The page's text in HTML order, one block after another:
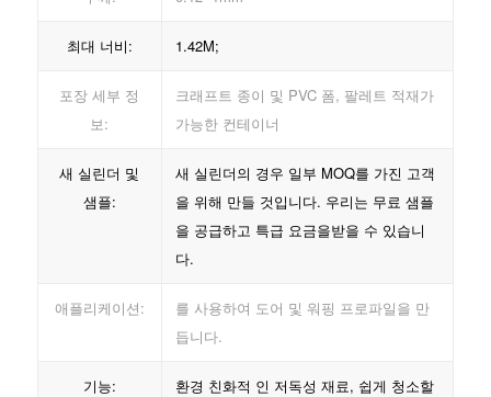
최대 너비: 1.42M;
포장 세부 정
보:
크래프트 종이 및 PVC 폼, 팔레트 적재가
가능한 컨테이너
새 실린더 및
샘플:
새 실린더의 경우 일부 MOQ를 가진 고객
을 위해 만들 것입니다. 우리는 무료 샘플
을 공급하고 특급 요금을받을 수 있습니
다.
애플리케이션:
를 사용하여 도어 및 워핑 프로파일을 만
듭니다.
기능:
환경 친화적 인 저독성 재료, 쉽게 청소할